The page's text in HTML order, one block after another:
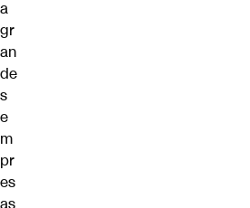
a
gr
an
de
s
e
m
pr
es
as